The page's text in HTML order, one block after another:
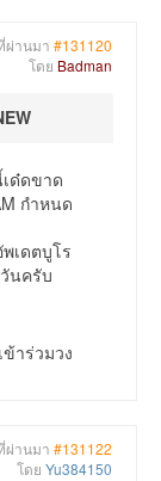
ผ่านมา #131120
โดย Badman
ด๋ดขาด
กำหนด
เดตบูโร
นครับ
ข้าร่วมวง
ผ่านมา #131122
โดย Yu384150